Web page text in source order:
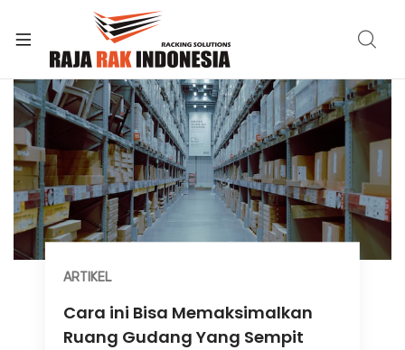
ARTIKEL
Cara ini Bisa Memaksimalkan
Ruang Gudang Yang Sempit